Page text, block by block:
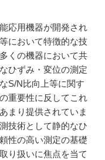
応用機器が開発され
において特徴的な技
くの機器において共
ひずみ・変位の測定
S/N比向上等に関す
重要性に反してこれ
まり提供されていま
技術として静的なひ
性の高い測定の基礎
り扱いに焦点を当て